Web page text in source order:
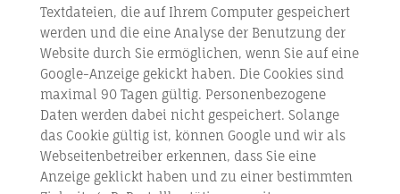
Textdateien, die auf Ihrem Computer gespeichert
werden und die eine Analyse der Benutzung der
Website durch Sie ermöglichen, wenn Sie auf eine
Google-Anzeige gekickt haben. Die Cookies sind
maximal 90 Tagen gültig. Personenbezogene
Daten werden dabei nicht gespeichert. Solange
das Cookie gültig ist, können Google und wir als
Webseitenbetreiber erkennen, dass Sie eine
Anzeige geklickt haben und zu einer bestimmten